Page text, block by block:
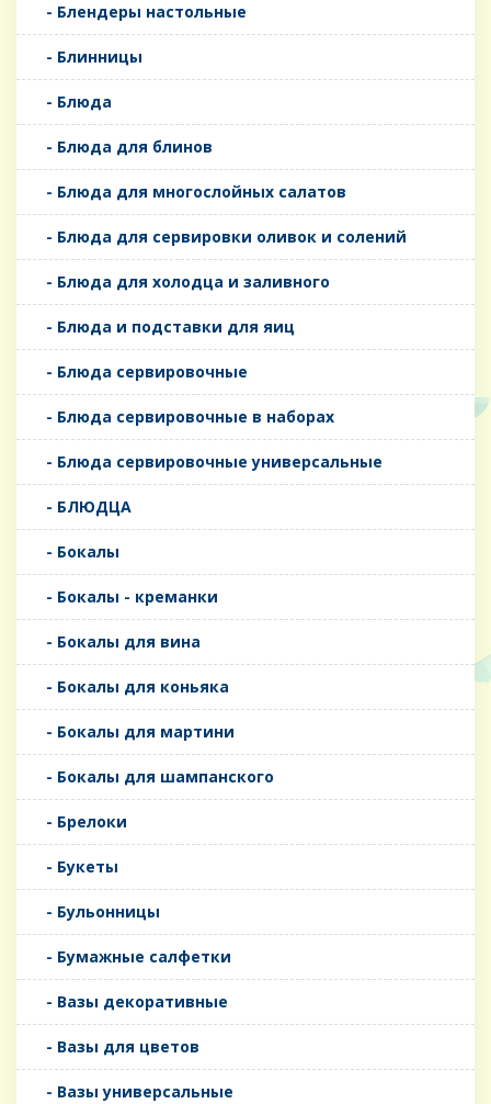
- Блендеры настольные
- Блинницы
- Блюда
- Блюда для блинов
- Блюда для многослойных салатов
- Блюда для сервировки оливок и солений
- Блюда для холодца и заливного
- Блюда и подставки для яиц
- Блюда сервировочные
- Блюда сервировочные в наборах
- Блюда сервировочные универсальные
- БЛЮДЦА
- Бокалы
- Бокалы - креманки
- Бокалы для вина
- Бокалы для коньяка
- Бокалы для мартини
- Бокалы для шампанского
- Брелоки
- Букеты
- Бульонницы
- Бумажные салфетки
- Вазы декоративные
- Вазы для цветов
- Вазы универсальные